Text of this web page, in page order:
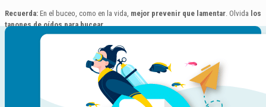
Recuerda: En el buceo, como en la vida, mejor prevenir que lamentar. Olvida los
tapones de oídos para bucear.